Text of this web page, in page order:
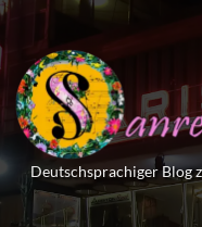
Skip
to
content
Deutschsprachiger Blog